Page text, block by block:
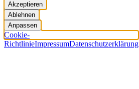
Akzeptieren
Ablehnen
Anpassen
Cookie-
RichtlinieImpressumDatenschutzerklärung